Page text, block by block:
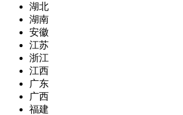
湖北
湖南
安徽
江苏
浙江
江西
广东
广西
福建